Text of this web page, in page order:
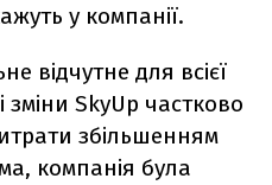
у компанії.
відчутне для всієї
зміни SkyUp частково
збільшенням
компанія була